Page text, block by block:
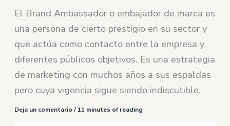
El Brand Ambassador o embajador de marca es
una persona de cierto prestigio en su sector y
que actúa como contacto entre la empresa y
diferentes públicos objetivos. Es una estrategia
de marketing con muchos años a sus espaldas
pero cuya vigencia sigue siendo indiscutible.
Deja un comentario / 11 minutes of reading